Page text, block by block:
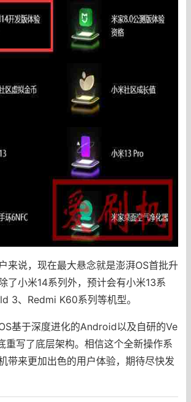
来说，现在最大悬念就是澎湃OS首批升
了小米14系列外，预计会有小米13系
3、Redmi K60系列等机型。
基于深度进化的Android以及自研的Ve
重写了底层架构。相信这个全新操作系
带来更加出色的用户体验，期待尽快发